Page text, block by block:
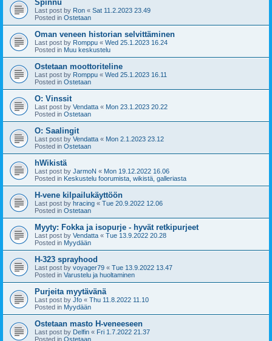
Spinnu
Last post by Ron « Sat 11.2.2023 23.49
Posted in Ostetaan
Oman veneen historian selvittäminen
Last post by Romppu « Wed 25.1.2023 16.24
Posted in Muu keskustelu
Ostetaan moottoriteline
Last post by Romppu « Wed 25.1.2023 16.11
Posted in Ostetaan
O: Vinssit
Last post by Vendatta « Mon 23.1.2023 20.22
Posted in Ostetaan
O: Saalingit
Last post by Vendatta « Mon 2.1.2023 23.12
Posted in Ostetaan
hWikistä
Last post by JarmoN « Mon 19.12.2022 16.06
Posted in Keskustelu foorumista, wikistä, galleriasta
H-vene kilpailukäyttöön
Last post by hracing « Tue 20.9.2022 12.06
Posted in Ostetaan
Myyty: Fokka ja isopurje - hyvät retkipurjeet
Last post by Vendatta « Tue 13.9.2022 20.28
Posted in Myydään
H-323 sprayhood
Last post by voyager79 « Tue 13.9.2022 13.47
Posted in Varustelu ja huoltaminen
Purjeita myytävänä
Last post by Jfo « Thu 11.8.2022 11.10
Posted in Myydään
Ostetaan masto H-veneeseen
Last post by Delfin « Fri 1.7.2022 21.37
Posted in Ostetaan